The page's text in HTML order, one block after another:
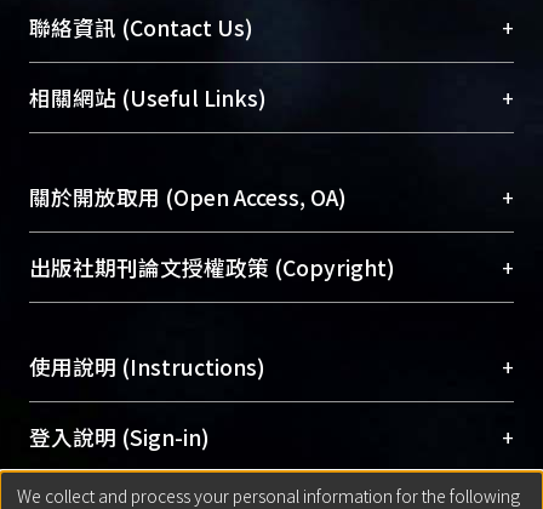
臺大位居世界頂尖大學之列，為永久珍藏及向國際
展現本校豐碩的研究成果及學術能量，圖書館整合
機構典藏（NTUR）與學術庫（AH）不同功能平
台，成為臺大學術典藏NTU scholars。期能整合研
成果。
To permanently archive and promote researcher
profiles and scholarly works, Library integrates the
services of “NTU Repository” with “Academic
聯絡資訊 (Contact Us) +
總館學科館員(Main Library)
醫學圖書館學科館員(Medical Library)
Sciences Library)
相關網站 (Useful Links) +
關於開放取用 (Open Access, OA) +
開放取用是從使用者角度提升資訊取用性的社會運
動，應用在學術研究上是透過將研究著作公開供使
用逐年攀升。同時可加速研究發展、提升研究影響
Archive）平台。 （點選深入了解OA）
出版社期刊論文授權政策 (Copyright) +
含部分內容的版權非匯入者所有，或由第三方贊
助與合作完成，請確認該版權所有者及第三方同
意提供此授權。
Please represent that the submission is your
original work, and that you have the right to
使用說明 (Instructions) +
網站簡介(Quickstart Guide)
使用手冊(Instruction Manual)
線上預約服務(Booking Service)
登入說明 (Sign-in) +
We collect and process your personal information for the following